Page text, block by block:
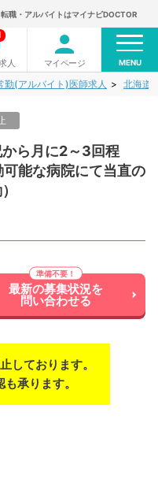
職・アルバイトはマイナビDOCTOR
人 マイページ MENU
勤(アルバイト)医師求人 北海道
から月に2～3回程
能な病院にて当直の
最新の募集状況を
問い合わせる
しております。
承ります。